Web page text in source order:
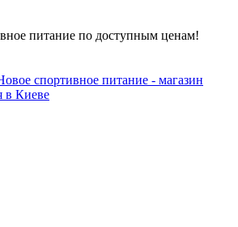
питание по доступным ценам!